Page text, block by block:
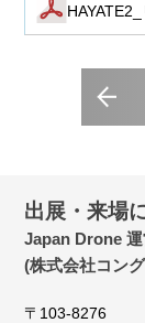
出展・来場
Japan Drone
(株式会社コン
〒103-8276